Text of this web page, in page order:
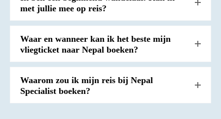
met jullie mee op reis?
Waar en wanneer kan ik het beste mijn
vliegticket naar Nepal boeken?
Waarom zou ik mijn reis bij Nepal
Specialist boeken?